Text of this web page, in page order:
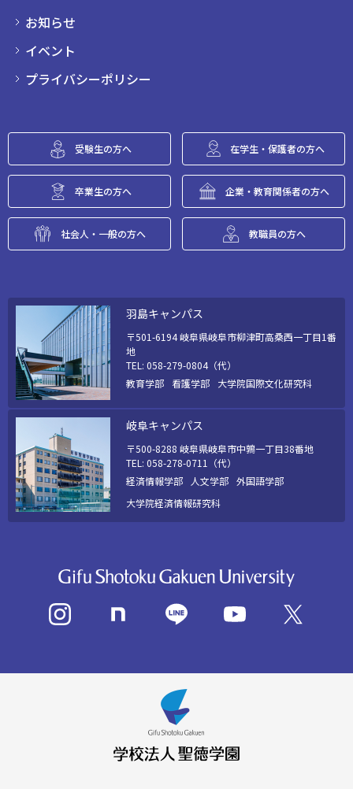
お知らせ
イベント
プライバシーポリシー
受験生の方へ 在学生・保護者の方へ
卒業生の方へ 企業・教育関係者の方へ
社会人・一般の方へ 教職員の方へ
羽島キャンパス
〒501-6194 岐阜県岐阜市柳津町高桑西一丁目1番
地
TEL: 058-279-0804（代）
教育学部
看護学部 大学院国際文化研究科
岐阜キャンパス
〒500-8288 岐阜県岐阜市中鶉一丁目38番地
TEL: 058-278-0711（代）
経済情報学部
人文学部 外国語学部
大学院経済情報研究科